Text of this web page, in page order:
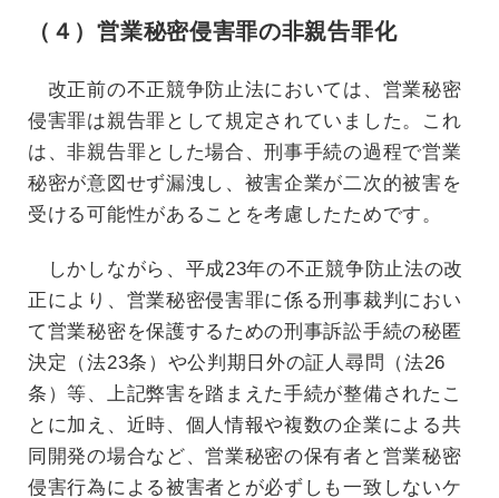
（４）営業秘密侵害罪の非親告罪化
改正前の不正競争防止法においては、営業秘密
侵害罪は親告罪として規定されていました。これ
は、非親告罪とした場合、刑事手続の過程で営業
秘密が意図せず漏洩し、被害企業が二次的被害を
受ける可能性があることを考慮したためです。
しかしながら、平成23年の不正競争防止法の改
正により、営業秘密侵害罪に係る刑事裁判におい
て営業秘密を保護するための刑事訴訟手続の秘匿
決定（法23条）や公判期日外の証人尋問（法26
条）等、上記弊害を踏まえた手続が整備されたこ
とに加え、近時、個人情報や複数の企業による共
同開発の場合など、営業秘密の保有者と営業秘密
侵害行為による被害者とが必ずしも一致しないケ